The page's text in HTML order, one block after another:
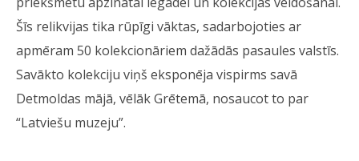
Šīs relikvijas tika rūpīgi vāktas, sadarbojoties ar
apmēram 50 kolekcionāriem dažādās pasaules valstīs.
Savākto kolekciju viņš eksponēja vispirms savā
Detmoldas mājā, vēlāk Grētemā, nosaucot to par
“Latviešu muzeju”.